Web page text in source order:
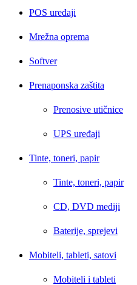
POS uređaji
Mrežna oprema
Softver
Prenaponska zaštita
Prenosive utičnice
UPS uređaji
Tinte, toneri, papir
Tinte, toneri, papir
CD, DVD mediji
Baterije, sprejevi
Mobiteli, tableti, satovi
Mobiteli i tableti